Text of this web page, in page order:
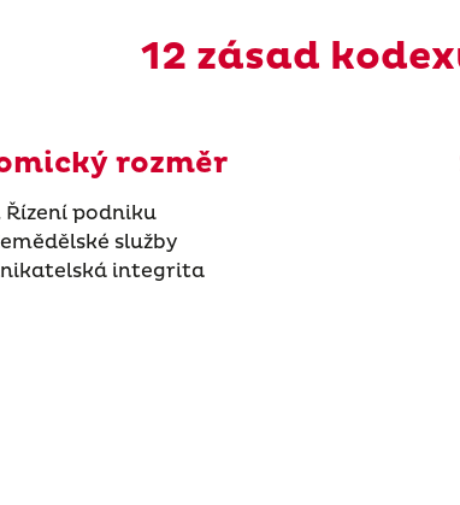
12 zásad
rozměr
Řízení podniku
služby
integrita